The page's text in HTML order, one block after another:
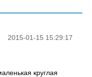
2015-01-15 15:29:17
круглая